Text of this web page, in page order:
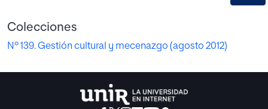
Colecciones
Nº 139. Gestión cultural y mecenazgo (agosto 2012)